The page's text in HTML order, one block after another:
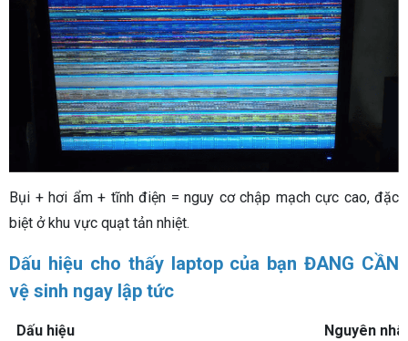
Bụi + hơi ẩm + tĩnh điện = nguy cơ chập mạch cực cao, đặc
biệt ở khu vực quạt tản nhiệt.
Dấu hiệu cho thấy laptop của bạn ĐANG CẦN
vệ sinh ngay lập tức
Dấu hiệu Nguyên